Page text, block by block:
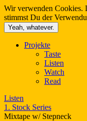
Wir verwenden Cookies.
stimmst Du der
Yeah, whatever.
Projekte
Taste
Listen
Watch
Read
Listen
1. Stock Series
Mixtape w/ Stepneck